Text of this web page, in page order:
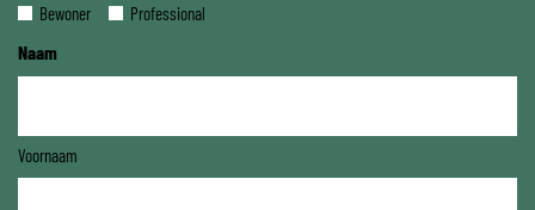
Bewoner Professional
Naam
Voornaam